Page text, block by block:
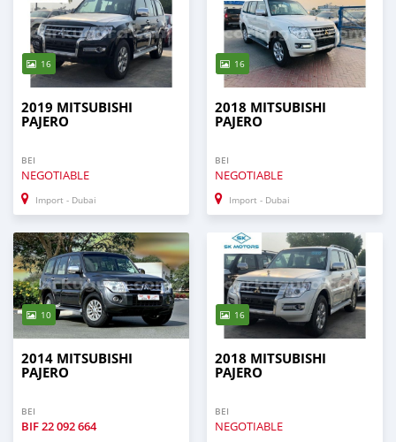
16
2019 MITSUBISHI
PAJERO
BEI
NEGOTIABLE
Import - Dubai
16
2018 MITSUBISHI
PAJERO
BEI
NEGOTIABLE
Import - Dubai
10
2014 MITSUBISHI
PAJERO
BEI
BIF22 092 664
16
2018 MITSUBISHI
PAJERO
BEI
NEGOTIABLE